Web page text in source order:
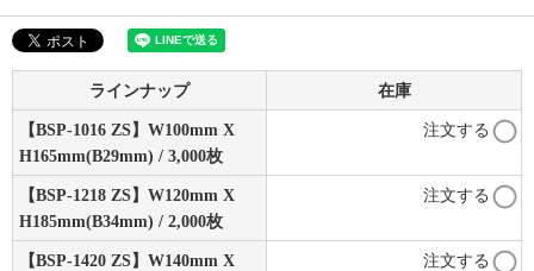
ラインナップ 在庫
【BSP-1016 ZS】W100mm X
H165mm(B29mm) / 3,000枚
注文する
【BSP-1218 ZS】W120mm X
H185mm(B34mm) / 2,000枚
注文する
【BSP-1420 ZS】W140mm X
注文する